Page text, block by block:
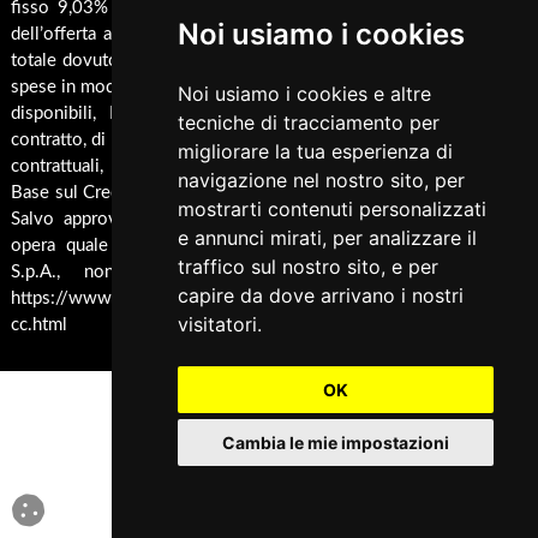
Noi usiamo i cookies
Noi usiamo i cookies e altre
tecniche di tracciamento per
migliorare la tua esperienza di
navigazione nel nostro sito, per
mostrarti contenuti personalizzati
e annunci mirati, per analizzare il
traffico sul nostro sito, e per
capire da dove arrivano i nostri
visitatori.
OK
Cambia le mie impostazioni
Pellet
Barbecue
Cucina
Termocucina
Climatizzatori
Pannelli Solari/Bollitori/Puffer
Ricambi
Arredamento
Accessori Termoidraulici
Rivestimenti per camini
Accessori Aria Calda
fisso 9,03% Taeg 9,42%, in 24 rate da € 45,7 costi accessori
dell’offerta azzerati. Importo totale del credito € 1000. Importo
totale dovuto dal Consumatore € 1096,8. Al fine di gestire le tue
spese in modo responsabile e di conoscere eventuali altre offerte
disponibili, Findomestic ti ricorda, prima di sottoscrivere il
contratto, di prendere visione di tutte le condizioni economiche e
contrattuali, facendo riferimento alle Informazioni Europee di
Base sul Credito ai Consumatori (IEBCC) presso il punto vendita.
Salvo approvazione di Findomestic Banca S.p.A.. Trulli Camini
opera quale intermediario del credito per Findomestic Banca
S.p.A., non in esclusiva, per maggiori info cliccare
https://www.findomestic.it/landing_page/ecommerce/
cc.html